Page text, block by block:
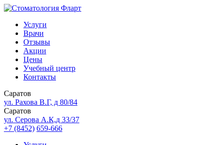
Услуги
Врачи
Отзывы
Акции
Цены
Учебный центр
Контакты
Саратов
ул. Рахова В.Г, д 80/84
Саратов
ул. Серова А.К,д 33/37
+7 (8452) 659-666